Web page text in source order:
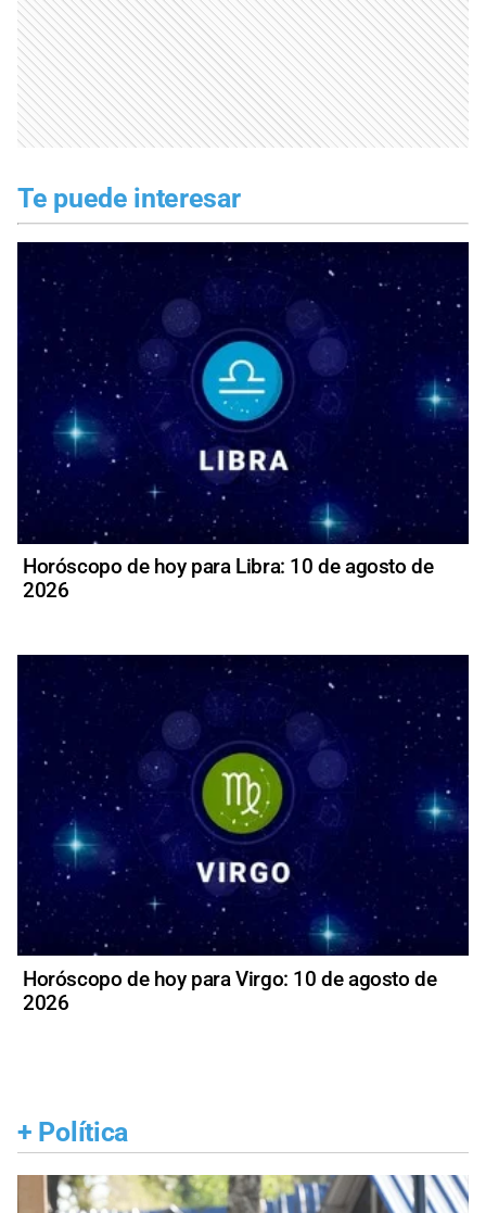
Te puede interesar
Horóscopo de hoy para Libra: 10 de agosto de
2026
Horóscopo de hoy para Virgo: 10 de agosto de
2026
+ Política